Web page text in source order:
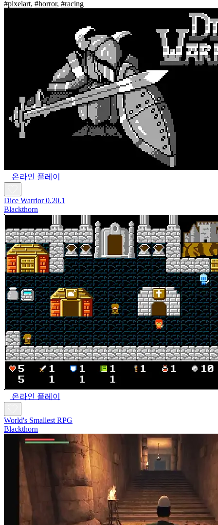
#pixelart, #horror, #racing
온라인 플레이
Dice Warrior 0.20.1
Blackthorn
온라인 플레이
World's Smallest RPG
Blackthorn